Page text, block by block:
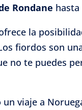
Rondane
la
fiordos son
no te puedes
un viaje a